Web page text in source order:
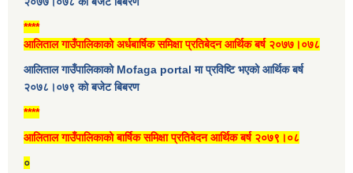
****
आलिताल गाउँपालिकाको अर्धबार्षिक समिक्षा प्रतिबेदन आर्थिक बर्ष २०७७।०७८
आलिताल गाउँपालिकाको Mofaga portal मा प्रविष्टि भएको आर्थिक बर्ष
२०७८।०७९ को बजेट बिबरण
****
आलिताल गाउँपालिकाको बार्षिक समिक्षा प्रतिबेदन आर्थिक बर्ष २०७९।०८
०